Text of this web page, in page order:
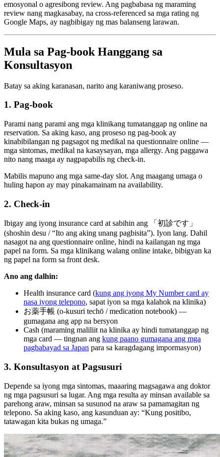
emosyonal o agresibong review. Ang pagbabasa ng maraming
review nang magkasabay, na cross-referenced sa mga rating ng
Google Maps, ay nagbibigay ng mas balanseng larawan.
Mula sa Pag-book Hanggang sa
Konsultasyon
Batay sa aking karanasan, narito ang karaniwang proseso.
1. Pag-book
Parami nang parami ang mga klinikang tumatanggap ng online na
reservation. Sa aking kaso, ang proseso ng pag-book ay
kinabibilangan ng pagsagot ng medikal na questionnaire online —
mga sintomas, medikal na kasaysayan, mga allergy. Ang paggawa
nito nang maaga ay nagpapabilis ng check-in.
Mabilis mapuno ang mga same-day slot. Ang maagang umaga o
huling hapon ay may pinakamainam na availability.
2. Check-in
Ibigay ang iyong insurance card at sabihin ang 「初診です」
(shoshin desu / “Ito ang aking unang pagbisita”). Iyon lang. Dahil
nasagot na ang questionnaire online, hindi na kailangan ng mga
papel na form. Sa mga klinikang walang online intake, bibigyan ka
ng papel na form sa front desk.
Ano ang dalhin:
Health insurance card (kung ang iyong My Number card ay
nasa iyong telepono, sapat iyon sa mga kalahok na klinika)
お薬手帳 (o-kusuri techō / medication notebook) —
gumagana ang app na bersyon
Cash (maraming maliliit na klinika ay hindi tumatanggap ng
mga card — tingnan ang kung paano gumagana ang mga
pagbabayad sa Japan para sa karagdagang impormasyon)
3. Konsultasyon at Pagsusuri
Depende sa iyong mga sintomas, maaaring magsagawa ang doktor
ng mga pagsusuri sa lugar. Ang mga resulta ay minsan available sa
parehong araw, minsan sa susunod na araw sa pamamagitan ng
telepono. Sa aking kaso, ang kasunduan ay: “Kung positibo,
tatawagan kita bukas ng umaga.”